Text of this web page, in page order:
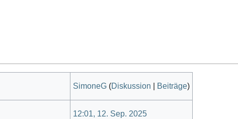
SimoneG (Diskussion Beiträge)
12:01, 12. Sep. 2025